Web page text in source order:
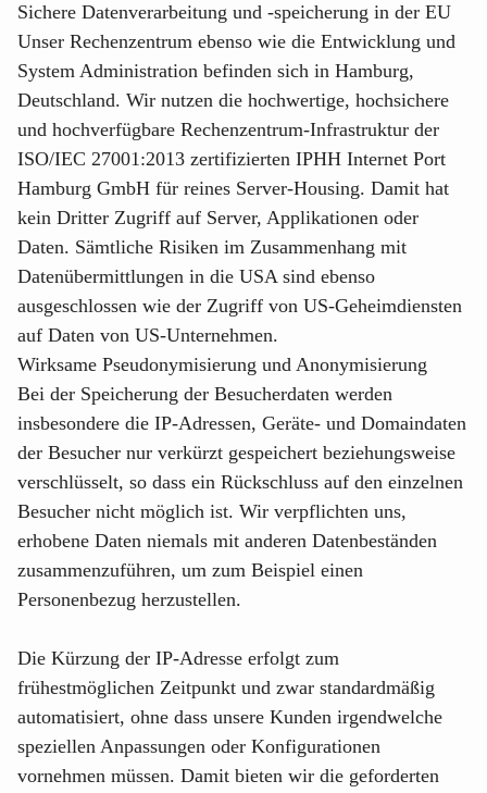
Sichere Datenverarbeitung und -speicherung in der EU
Unser Rechenzentrum ebenso wie die Entwicklung und
System Administration befinden sich in Hamburg,
Deutschland. Wir nutzen die hochwertige, hochsichere
und hochverfügbare Rechenzentrum-Infrastruktur der
ISO/IEC 27001:2013 zertifizierten IPHH Internet Port
Hamburg GmbH für reines Server-Housing. Damit hat
kein Dritter Zugriff auf Server, Applikationen oder
Daten. Sämtliche Risiken im Zusammenhang mit
Datenübermittlungen in die USA sind ebenso
ausgeschlossen wie der Zugriff von US-Geheimdiensten
auf Daten von US-Unternehmen.
Wirksame Pseudonymisierung und Anonymisierung
Bei der Speicherung der Besucherdaten werden
insbesondere die IP-Adressen, Geräte- und Domaindaten
der Besucher nur verkürzt gespeichert beziehungsweise
verschlüsselt, so dass ein Rückschluss auf den einzelnen
Besucher nicht möglich ist. Wir verpflichten uns,
erhobene Daten niemals mit anderen Datenbeständen
zusammenzuführen, um zum Beispiel einen
Personenbezug herzustellen.
Die Kürzung der IP-Adresse erfolgt zum
frühestmöglichen Zeitpunkt und zwar standardmäßig
automatisiert, ohne dass unsere Kunden irgendwelche
speziellen Anpassungen oder Konfigurationen
vornehmen müssen. Damit bieten wir die geforderten